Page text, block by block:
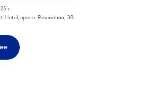
г.
Hotel, просп. Революции, 38